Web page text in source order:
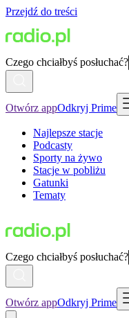
Przejdź do treści
Czego chciałbyś posłuchać?
Otwórz appOdkryj Prime
Najlepsze stacje
Podcasty
Sporty na żywo
Stacje w pobliżu
Gatunki
Tematy
Czego chciałbyś posłuchać?
Otwórz appOdkryj Prime